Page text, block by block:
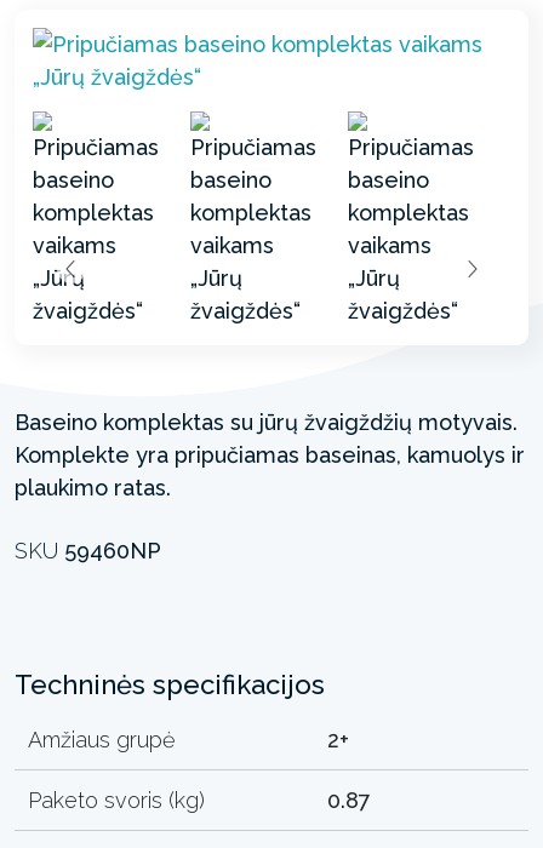
Baseino komplektas su jūrų žvaigždžių motyvais.
Komplekte yra pripučiamas baseinas, kamuolys ir
plaukimo ratas.
SKU 59460NP
Techninės specifikacijos
Amžiaus grupė 2+
Paketo svoris (kg) 0.87